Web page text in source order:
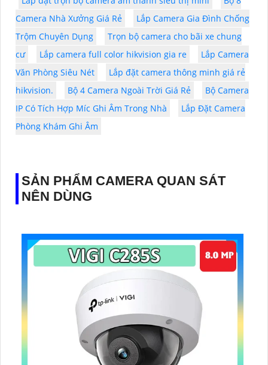
Camera Nhà Xưởng Giá Rẻ
Lắp Camera Gia Đình Chống
Trộm Chuyên Dụng
Trọn bộ camera cho bãi xe chung
cư
Lắp camera full color hikvision gia re
Lắp Camera
Văn Phòng Siêu Nét
Lắp đặt camera thông minh giá rẻ
hikvision.
Bộ 4 Camera Ngoài Trời Giá Rẻ
Bộ Camera
IP Có Tích Hợp Míc Ghi Âm Trong Nhà
Lắp Đặt Camera
Phòng Khám Ghi Âm
SẢN PHẨM CAMERA QUAN SÁT
NÊN DÙNG